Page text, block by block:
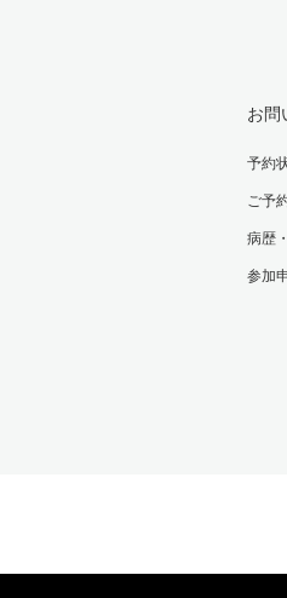
お問
予約
ご予
病歴
参加